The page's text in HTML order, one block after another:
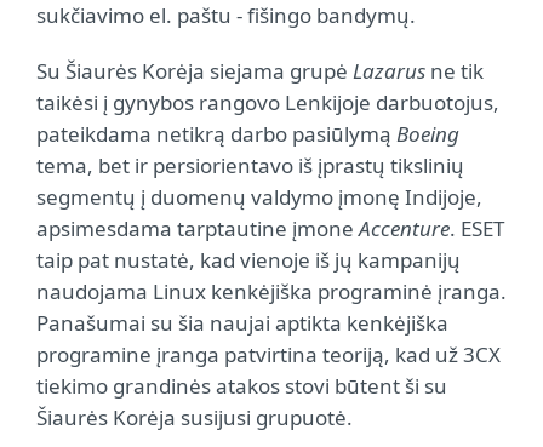
sukčiavimo el. paštu - fišingo bandymų.
Su Šiaurės Korėja siejama grupė Lazarus ne tik
taikėsi į gynybos rangovo Lenkijoje darbuotojus,
pateikdama netikrą darbo pasiūlymą Boeing
tema, bet ir persiorientavo iš įprastų tikslinių
segmentų į duomenų valdymo įmonę Indijoje,
apsimesdama tarptautine įmoneAccenture. ESET
taip pat nustatė, kad vienoje iš jų kampanijų
naudojama Linux kenkėjiška programinė įranga.
Panašumai su šia naujai aptikta kenkėjiška
programine įranga patvirtina teoriją, kad už 3CX
tiekimo grandinės atakos stovi būtent ši su
Šiaurės Korėja susijusi grupuotė.